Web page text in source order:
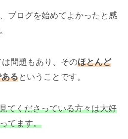
ブログを始めてよかったと感
問題もあり、そのほとんど
るということです。
てくださっている方々は大好
てます。